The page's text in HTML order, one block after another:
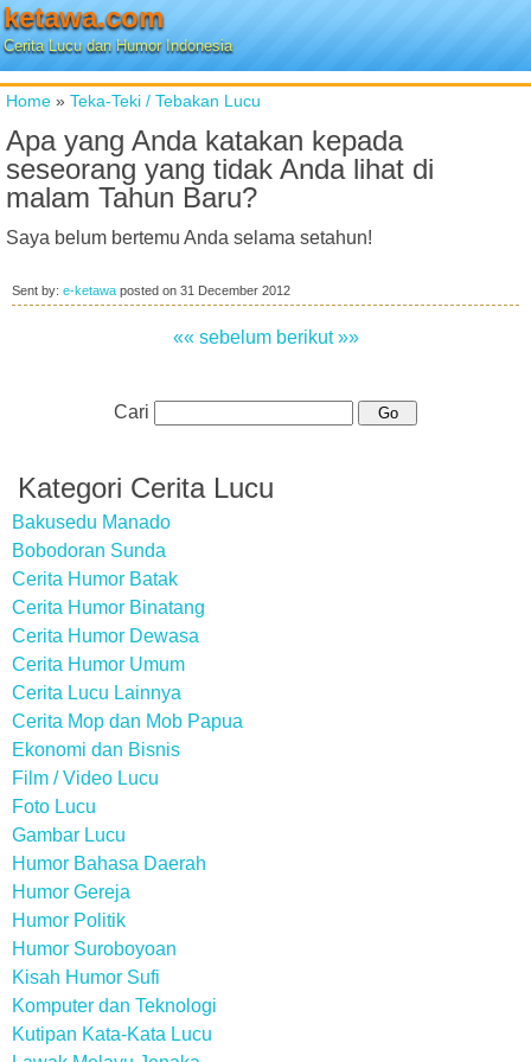
ketawa.com
Cerita Lucu dan Humor Indonesia
Home » Teka-Teki / Tebakan Lucu
Apa yang Anda katakan kepada
seseorang yang tidak Anda lihat di
malam Tahun Baru?
Saya belum bertemu Anda selama setahun!
Sent by: e-ketawa posted on 31 December 2012
«« sebelum berikut »»
Cari
Kategori Cerita Lucu
Bakusedu Manado
Bobodoran Sunda
Cerita Humor Batak
Cerita Humor Binatang
Cerita Humor Dewasa
Cerita Humor Umum
Cerita Lucu Lainnya
Cerita Mop dan Mob Papua
Ekonomi dan Bisnis
Film / Video Lucu
Foto Lucu
Gambar Lucu
Humor Bahasa Daerah
Humor Gereja
Humor Politik
Humor Suroboyoan
Kisah Humor Sufi
Komputer dan Teknologi
Kutipan Kata-Kata Lucu